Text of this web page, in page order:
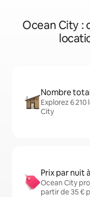
Ocean City :
Nombre
Explorez 6
City
Prix par nuit
Ocean City
partir de 35 €